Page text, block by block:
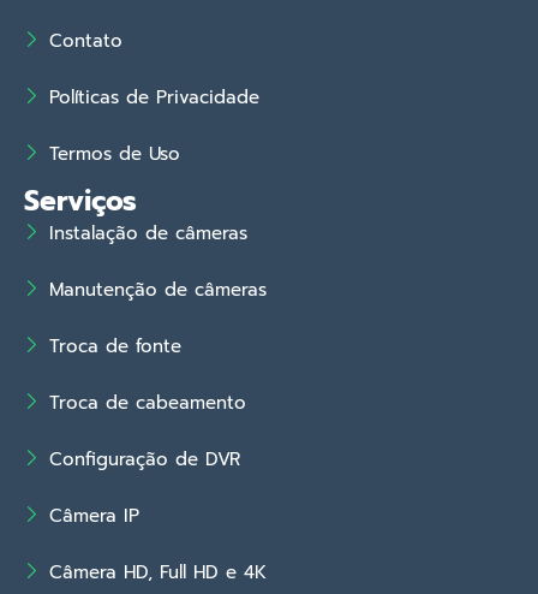
Contato
Políticas de Privacidade
Termos de Uso
Serviços
Instalação de câmeras
Manutenção de câmeras
Troca de fonte
Troca de cabeamento
Configuração de DVR
Câmera IP
Câmera HD, Full HD e 4K